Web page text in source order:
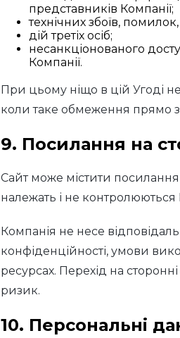
представників Компанії;
технічних збоїв,
дій третіх осіб;
несанкціонованого
Компанії.
При цьому ніщо в цій Угоді
коли таке обмеження прямо
9. Посилання на
Сайт може містити
належать і не контролюються
Компанія не несе
конфіденційності, умови
ресурсах. Перехід на
ризик.
10. Персональні